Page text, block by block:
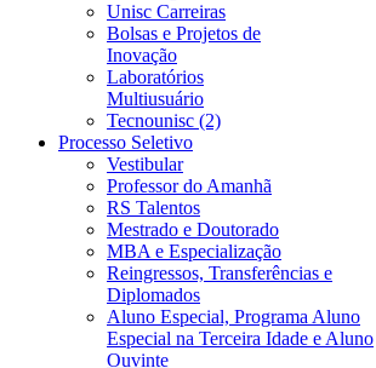
Unisc Carreiras
Bolsas e Projetos de
Inovação
Laboratórios
Multiusuário
Tecnounisc (2)
Processo Seletivo
Vestibular
Professor do Amanhã
RS Talentos
Mestrado e Doutorado
MBA e Especialização
Reingressos, Transferências e
Diplomados
Aluno Especial, Programa Aluno
Especial na Terceira Idade e Aluno
Ouvinte